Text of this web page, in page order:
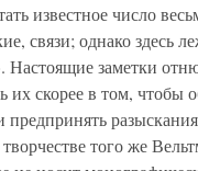
известное число
связи; однако здесь
заметки
их скорее в том, чтобы
того же